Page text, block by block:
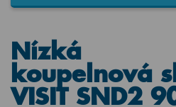
Nízká
koupelnová
VISIT SND2